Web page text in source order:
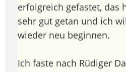
erfolgreich gefastet, das
sehr gut getan und ich
wieder neu beginnen.
Ich faste nach Rüdiger